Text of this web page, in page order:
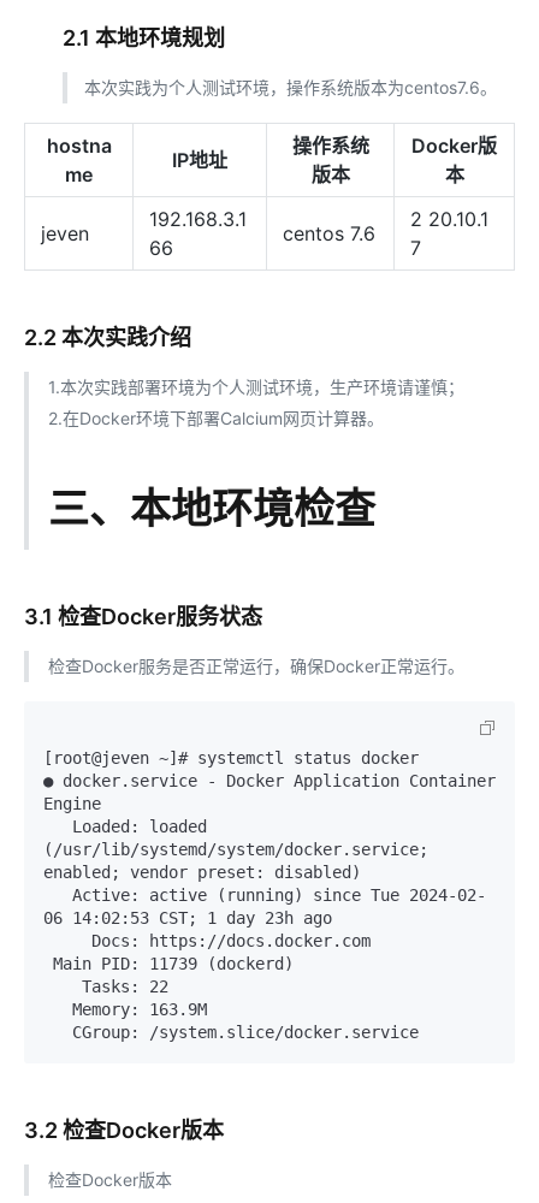
2.1 本地环境规划
本次实践为个人测试环境，操作系统版本为centos7.6。
hostna
me
IP地址
操作系统
版本
Docker版
本
jeven
192.168.3.1
66
centos 7.6
2 20.10.1
7
2.2 本次实践介绍
1.本次实践部署环境为个人测试环境，生产环境请谨慎；
2.在Docker环境下部署Calcium网页计算器。
三、本地环境检查
3.1 检查Docker服务状态
检查Docker服务是否正常运行，确保Docker正常运行。
[root@jeven ~]# systemctl status docker
● docker.service - Docker Application Container
Engine
(/usr/lib/systemd/system/docker.service;
enabled; vendor preset: disabled)
06 14:02:53 CST; 1 day 23h ago
3.2 检查Docker版本
检查Docker版本